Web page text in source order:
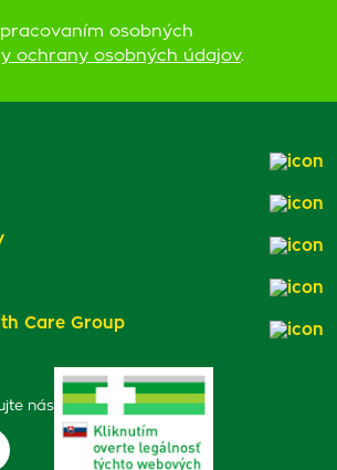
osobných
ochrany osobných údajov.
nás
Care Group